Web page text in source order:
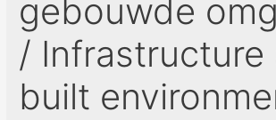
gebouwde
/ Infrastructure
built